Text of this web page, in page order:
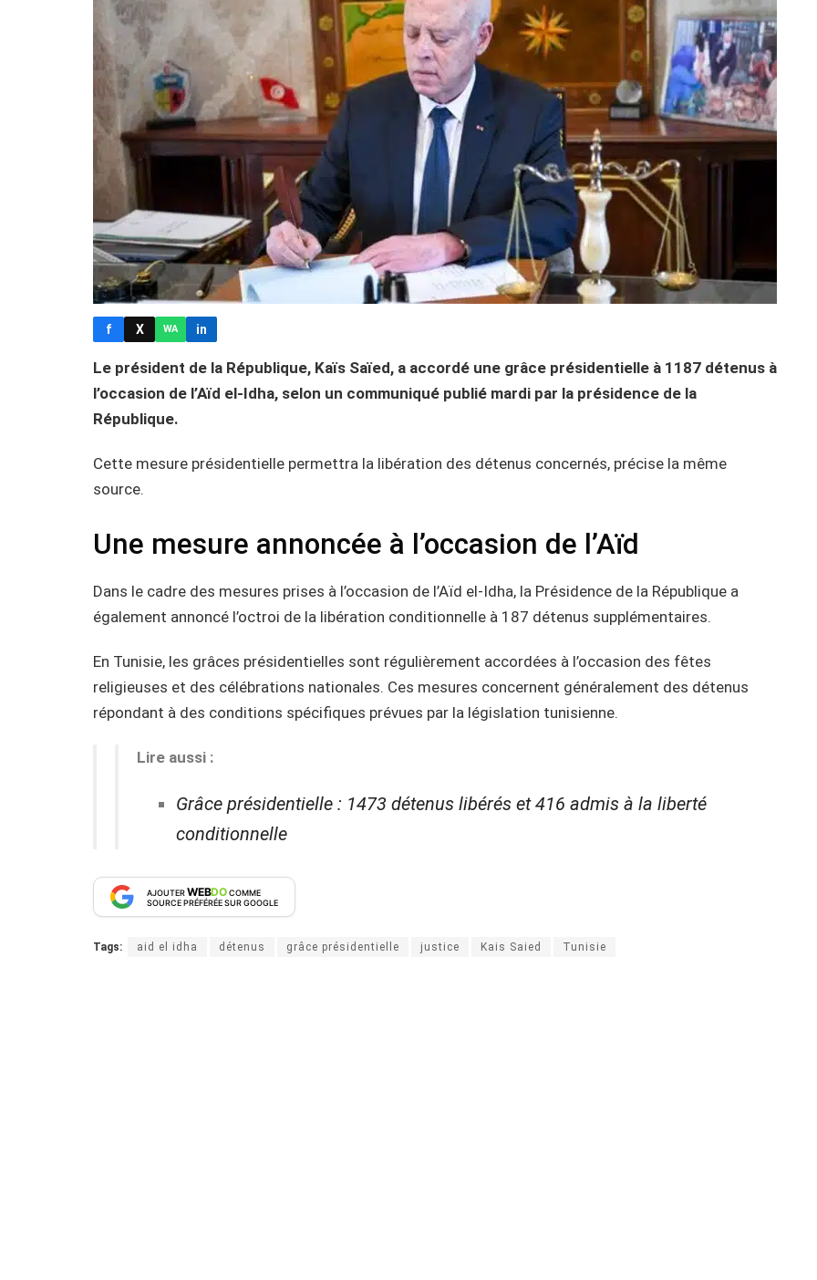
f X WA in
Le président de la République, Kaïs Saïed, a accordé une grâce présidentielle à 1187 détenus à
l’occasion de l’Aïd el-Idha, selon un communiqué publié mardi par la présidence de la
République.
Cette mesure présidentielle permettra la libération des détenus concernés, précise la même
source.
Une mesure annoncée à l’occasion de l’Aïd
Dans le cadre des mesures prises à l’occasion de l’Aïd el-Idha, la Présidence de la République a
également annoncé l’octroi de la libération conditionnelle à 187 détenus supplémentaires.
En Tunisie, les grâces présidentielles sont régulièrement accordées à l’occasion des fêtes
religieuses et des célébrations nationales. Ces mesures concernent généralement des détenus
répondant à des conditions spécifiques prévues par la législation tunisienne.
Lire aussi :
Grâce présidentielle : 1473 détenus libérés et 416 admis à la liberté
conditionnelle
AJOUTERWEBDOCOMME
SOURCE PRÉFÉRÉE SUR GOOGLE
Tags: aid el idha détenus grâce présidentielle justice Kais Saied Tunisie